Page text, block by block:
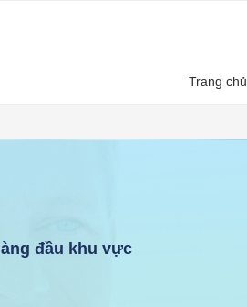
Trang chủ
đầu khu vực